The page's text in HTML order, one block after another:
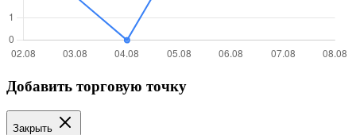
Добавить торговую точку
Закрыть